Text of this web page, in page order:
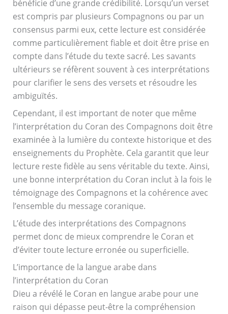
bénéficie d’une grande crédibilité. Lorsqu’un verset
est compris par plusieurs Compagnons ou par un
consensus parmi eux, cette lecture est considérée
comme particulièrement fiable et doit être prise en
compte dans l’étude du texte sacré. Les savants
ultérieurs se réfèrent souvent à ces interprétations
pour clarifier le sens des versets et résoudre les
ambiguïtés.
Cependant, il est important de noter que même
l’interprétation du Coran des Compagnons doit être
examinée à la lumière du contexte historique et des
enseignements du Prophète. Cela garantit que leur
lecture reste fidèle au sens véritable du texte. Ainsi,
une bonne interprétation du Coran inclut à la fois le
témoignage des Compagnons et la cohérence avec
l’ensemble du message coranique.
L’étude des interprétations des Compagnons
permet donc de mieux comprendre le Coran et
d’éviter toute lecture erronée ou superficielle.
L’importance de la langue arabe dans
l’interprétation du Coran
Dieu a révélé le Coran en langue arabe pour une
raison qui dépasse peut-être la compréhension